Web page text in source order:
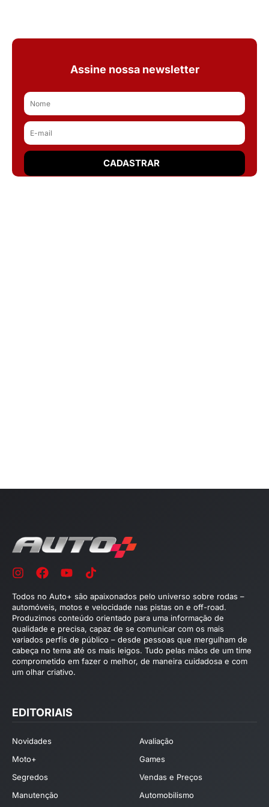
Assine nossa newsletter
Todos no Auto+ são apaixonados pelo universo sobre rodas –
automóveis, motos e velocidade nas pistas on e off-road.
Produzimos conteúdo orientado para uma informação de
qualidade e precisa, capaz de se comunicar com os mais
variados perfis de público – desde pessoas que mergulham de
cabeça no tema até os mais leigos. Tudo pelas mãos de um time
comprometido em fazer o melhor, de maneira cuidadosa e com
um olhar criativo.
EDITORIAIS
Novidades
Avaliação
Moto+
Games
Segredos
Vendas e Preços
Manutenção
Automobilismo